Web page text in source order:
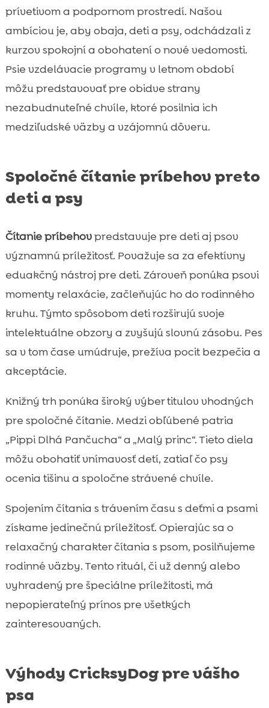
prívetivom a podpornom prostredí. Našou
ambíciou je, aby obaja, deti a psy, odchádzali z
kurzov spokojní a obohatení o nové vedomosti.
Psie vzdelávacie programy v letnom období
môžu predstavovať pre obidve strany
nezabudnuteľné chvíle, ktoré posilnia ich
medziľudské väzby a vzájomnú dôveru.
Spoločné čítanie príbehov preto
deti a psy
Čítanie príbehovpredstavuje pre deti aj psov
významnú príležitosť. Považuje sa za efektívny
eduakčný nástroj pre deti. Zároveň ponúka psovi
momenty relaxácie, začleňujúc ho do rodinného
kruhu. Týmto spôsobom deti rozširujú svoje
intelektuálne obzory a zvyšujú slovnú zásobu. Pes
sa v tom čase umúdruje, prežíva pocit bezpečia a
akceptácie.
Knižný trh ponúka široký výber titulov vhodných
pre spoločné čítanie. Medzi obľúbené patria
„Pippi Dlhá Pančucha“ a „Malý princ“. Tieto diela
môžu obohatiť vnímavosť detí, zatiaľ čo psy
ocenia tišinu a spoločne strávené chvíle.
Spojením čítania s trávením času s deťmi a psami
získame jedinečnú príležitosť. Opierajúc sa o
relaxačný charakter čítania s psom, posilňujeme
rodinné väzby. Tento rituál, či už denný alebo
vyhradený pre špeciálne príležitosti, má
nepopierateľný prínos pre všetkých
zainteresovaných.
Výhody CricksyDog pre vášho
psa